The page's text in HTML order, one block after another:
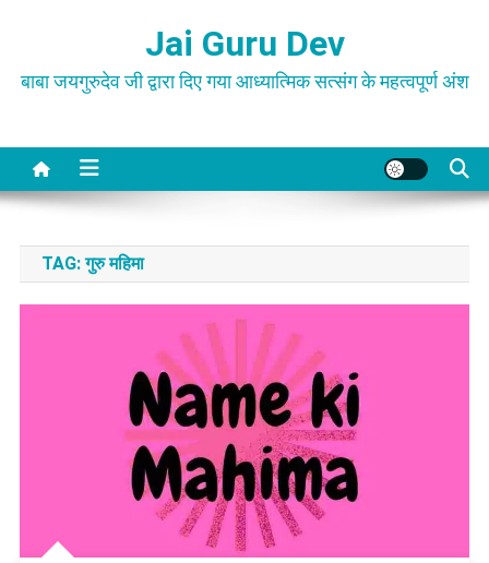
content
Jai Guru Dev
बाबा जयगुरुदेव जी द्वारा दिए गया आध्यात्मिक सत्संग के महत्वपूर्ण अंश
TAG:गुरु महिमा